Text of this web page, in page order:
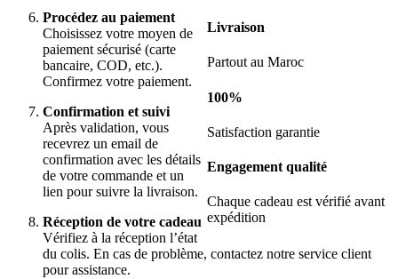
Livraison
Partout au Maroc
100%
Satisfaction garantie
Engagement qualité
Chaque cadeau est vérifié avant
expédition
Procédez au paiement
Choisissez votre moyen de
paiement sécurisé (carte
bancaire, COD, etc.).
Confirmez votre paiement.
Confirmation et suivi
Après validation, vous
recevrez un email de
confirmation avec les détails
de votre commande et un
lien pour suivre la livraison.
Réception de votre cadeau
Vérifiez à la réception l’état
du colis. En cas de problème, contactez notre service client
pour assistance.